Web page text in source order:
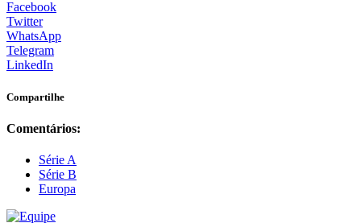
Facebook
Twitter
WhatsApp
Telegram
LinkedIn
Compartilhe
Comentários:
Série A
Série B
Europa